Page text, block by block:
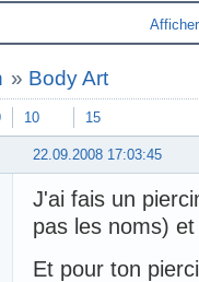
» Body Art
10 15
22.09.2008 17:03:45
J'ai fais un
pas les noms)
Et pour ton